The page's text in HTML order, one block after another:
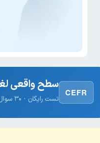
CEFR
سطح واقعی
تست رایگان · ۳۰ سوال · نتیجه فوری